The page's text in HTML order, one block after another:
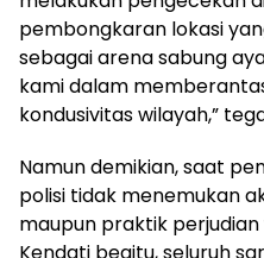
pembongkaran lokasi
sebagai arena sabung
kami dalam
kondusivitas wilayah,”
Namun demikian, saat
polisi tidak menemukan
maupun praktik